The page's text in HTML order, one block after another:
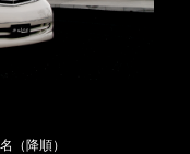
（降順）